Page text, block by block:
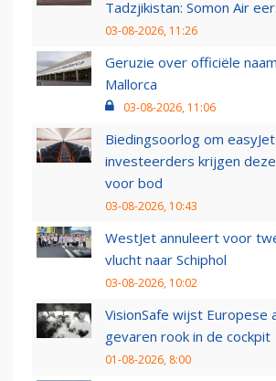
Tadzjikistan: Somon Air
03-08-2026, 11:26
Geruzie over officiële
Mallorca
03-08-2026, 11:06
Biedingsoorlog om
investeerders krijgen
voor bod
03-08-2026, 10:43
WestJet annuleert voor
vlucht naar Schiphol
03-08-2026, 10:02
VisionSafe wijst Europese
gevaren rook in de cockpit
01-08-2026, 8:00